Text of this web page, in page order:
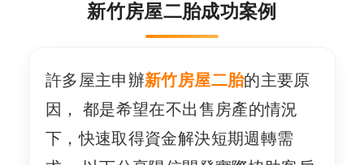
新竹房屋二胎成功案例
許多屋主申辦新竹房屋二胎的主要原
因， 都是希望在不出售房產的情況
下，快速取得資金解決短期週轉需